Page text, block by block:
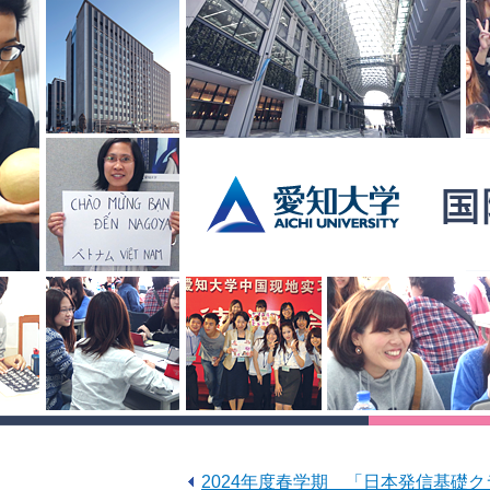
2024年度春学期 「日本発信基礎ク